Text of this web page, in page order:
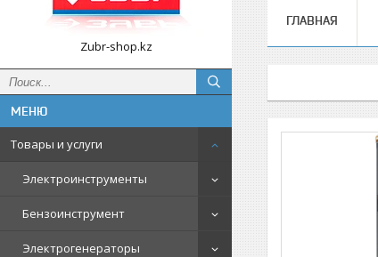
Zubr-shop.kz
Товары и услуги
Электроинструменты
Бензоинструмент
Электрогенераторы
ГЛАВНАЯ